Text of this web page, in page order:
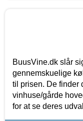
BuusVine.dk slår
gennemskuelige
til prisen. De finder
vinhuse/gårde
for at se deres